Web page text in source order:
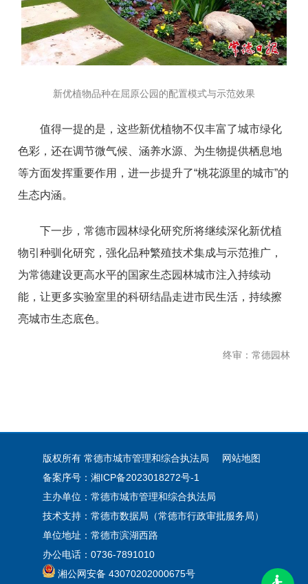
新优植物品种在屈原公园的配置模式与示范效果
值得一提的是，这些新优植物不仅丰富了城市绿化
色彩，还在调节微气候、涵养水源、为生物提供栖息地
等方面发挥重要作用，进一步提升了“桃花源里的城市”的
生态内涵。
下一步，常德市园林绿化研究所将继续深化新优植
物引种驯化研究，强化品种繁殖技术集成与示范推广，
为常德建设更高水平的国家生态园林城市注入持续动
能，让更多实验室里的科研结晶走进市民生活，持续擦
亮城市生态底色。
终审：常德园林
版权所有 常德市城市管理和综合执法局
网站地图
备案序号：湘ICP备2023018272号-1
主办单位：常德市城市管理和综合执法局
技术支持：常德市数据局（常德市行政审批服务局）
单位地址：常德市滨湖西路
办公电话：0736-7891010
湘公网安备 43070202000675号